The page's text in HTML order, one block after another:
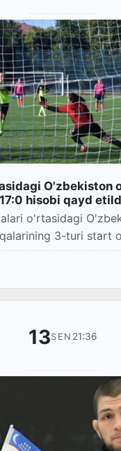
O'zbekiston
hisobi qayd
o'rtasidagi
3-turi start
13SEN 21:36